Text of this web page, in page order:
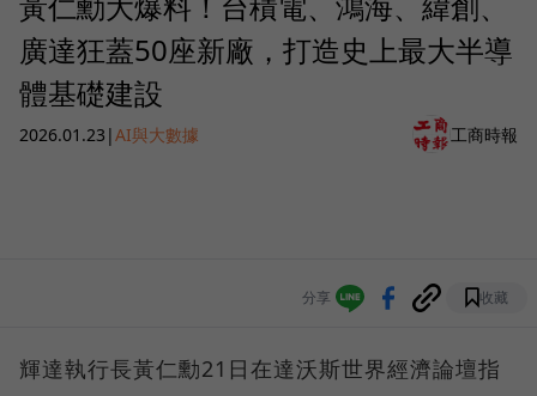
廣達狂蓋50座新廠，打造史上最大半導
體基礎建設
2026.01.23 |AI與大數據 工商時報
分享 收藏
輝達執行長黃仁勳21日在達沃斯世界經濟論壇指